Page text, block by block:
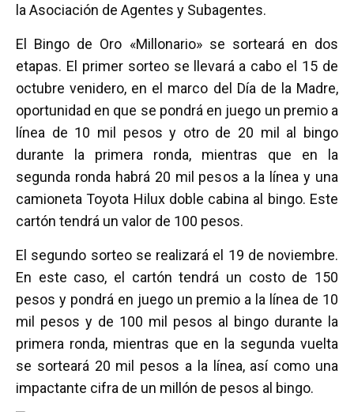
la Asociación de Agentes y Subagentes.
El Bingo de Oro «Millonario» se sorteará en dos
etapas. El primer sorteo se llevará a cabo el 15 de
octubre venidero, en el marco del Día de la Madre,
oportunidad en que se pondrá en juego un premio a
línea de 10 mil pesos y otro de 20 mil al bingo
durante la primera ronda, mientras que en la
segunda ronda habrá 20 mil pesos a la línea y una
camioneta Toyota Hilux doble cabina al bingo. Este
cartón tendrá un valor de 100 pesos.
El segundo sorteo se realizará el 19 de noviembre.
En este caso, el cartón tendrá un costo de 150
pesos y pondrá en juego un premio a la línea de 10
mil pesos y de 100 mil pesos al bingo durante la
primera ronda, mientras que en la segunda vuelta
se sorteará 20 mil pesos a la línea, así como una
impactante cifra de un millón de pesos al bingo.